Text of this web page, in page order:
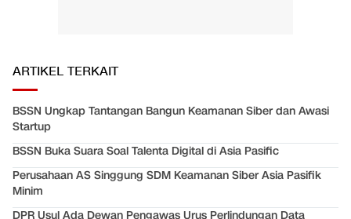
ARTIKEL TERKAIT
BSSN Ungkap Tantangan Bangun Keamanan Siber dan Awasi
Startup
BSSN Buka Suara Soal Talenta Digital di Asia Pasific
Perusahaan AS Singgung SDM Keamanan Siber Asia Pasifik
Minim
DPR Usul Ada Dewan Pengawas Urus Perlindungan Data